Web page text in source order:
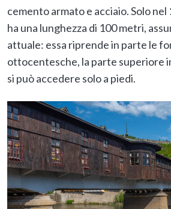
cemento armato e acciaio. Solo nel
ha una lunghezza di 100 metri,
attuale: essa riprende in parte le
ottocentesche, la parte superiore
si può accedere solo a piedi.